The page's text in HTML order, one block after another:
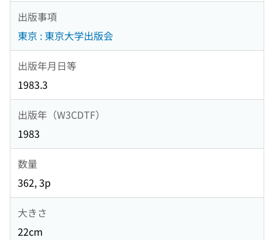
出版事項
東京 : 東京大学出版会
出版年月日等
1983.3
出版年（W3CDTF）
1983
数量
362, 3p
大きさ
22cm